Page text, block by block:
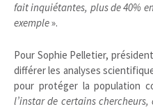
fait inquiétantes, plus de 40%
exemple».
Pour Sophie Pelletier,
différer les analyses
pour protéger la population
l’instar de certains